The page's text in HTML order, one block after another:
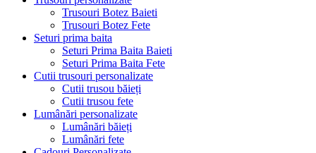
Trusouri Botez Baieti
Trusouri Botez Fete
Seturi prima baita
Seturi Prima Baita Baieti
Seturi Prima Baita Fete
Cutii trusouri personalizate
Cutii trusou băieți
Cutii trusou fete
Lumânări personalizate
Lumânări băieți
Lumânări fete